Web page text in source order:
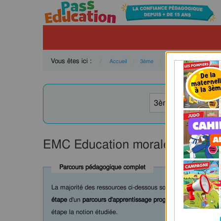
Vous êtes ici : Accueil 3ème Current:
EMC Ed morale et
EMC Education morale et
Parcours pédagogique complet
La majorité des ressources ci-dessous sont intégrées dans
étape d'un parcours d'apprentissage progressif
comprenant
étape la notion étudiée.